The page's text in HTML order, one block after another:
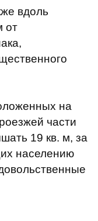
вдоль
от
на
части
19 кв. м, за
населению